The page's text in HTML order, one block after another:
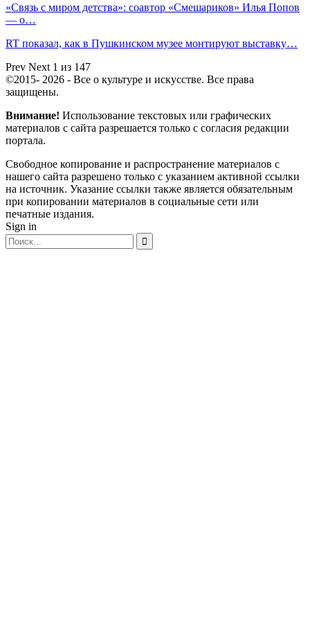
«Связь с миром детства»: соавтор «Смешариков» Илья Попов
— о…
RT показал, как в Пушкинском музее монтируют выставку…
Prev Next 1 из 147
©2015- 2026 - Все о культуре и искусстве. Все права
защищены.
Внимание! Использование текстовых или графических
материалов с сайта разрешается только c согласия редакции
портала.
Свободное копирование и распространение материалов с
нашего сайта разрешено только с указанием активной ссылки
на источник. Указание ссылки также является обязательным
при копировании материалов в социальные сети или
печатные издания.
Sign in